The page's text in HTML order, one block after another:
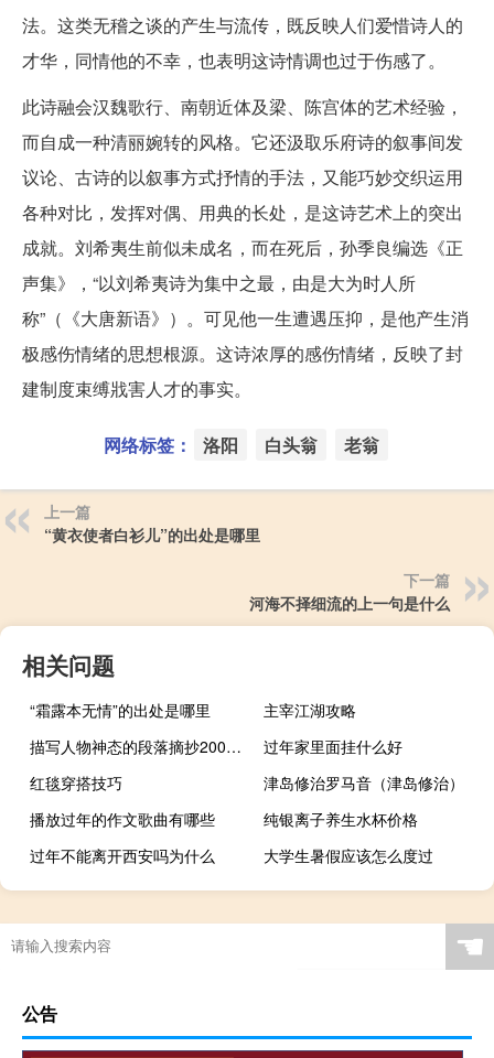
法。这类无稽之谈的产生与流传，既反映人们爱惜诗人的
才华，同情他的不幸，也表明这诗情调也过于伤感了。
此诗融会汉魏歌行、南朝近体及梁、陈宫体的艺术经验，
而自成一种清丽婉转的风格。它还汲取乐府诗的叙事间发
议论、古诗的以叙事方式抒情的手法，又能巧妙交织运用
各种对比，发挥对偶、用典的长处，是这诗艺术上的突出
成就。刘希夷生前似未成名，而在死后，孙季良编选《正
声集》，“以刘希夷诗为集中之最，由是大为时人所
称”（《大唐新语》）。可见他一生遭遇压抑，是他产生消
极感伤情绪的思想根源。这诗浓厚的感伤情绪，反映了封
建制度束缚戕害人才的事实。
网络标签： 洛阳 白头翁 老翁
上一篇
“黄衣使者白衫儿”的出处是哪里
下一篇
河海不择细流的上一句是什么
相关问题
“霜露本无情”的出处是哪里
主宰江湖攻略
描写人物神态的段落摘抄200字（描写人物神态的段落）
过年家里面挂什么好
红毯穿搭技巧
津岛修治罗马音（津岛修治）
播放过年的作文歌曲有哪些
纯银离子养生水杯价格
过年不能离开西安吗为什么
大学生暑假应该怎么度过
☚
公告